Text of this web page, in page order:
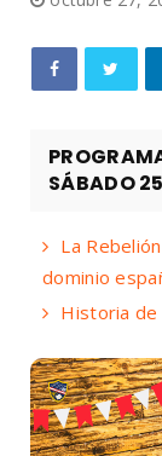
SÁBADO
La
dominio
Historia de